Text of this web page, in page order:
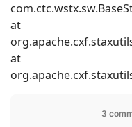
at
at
3